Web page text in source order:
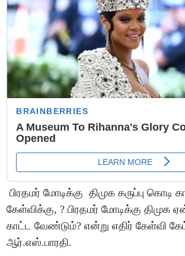
பிரதமர் மோடிக்கு திமுக கருப்பு கொடி
கேள்விக்கு, ? பிரதமர் மோடிக்கு திமுக
காட்ட வேண்டும்? என்று எதிர் கேள்வி
ஆர்.எஸ்.பாரதி.